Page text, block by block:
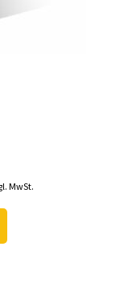
€.
MwSt.